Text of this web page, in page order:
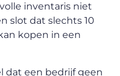
inventaris niet
slot dat slechts 10
kopen in een
dat een bedrijf geen